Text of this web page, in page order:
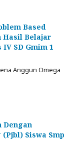
Based
Hasil Belajar
SD Gmim 1
Anggun Omega
Dengan
Siswa Smp